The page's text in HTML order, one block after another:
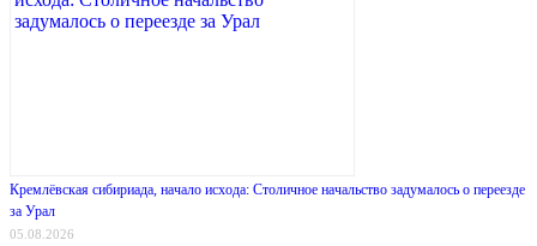
Кремлёвская сибириада, начало исхода: Столичное начальство задумалось о переезде
за Урал
05.08.2026